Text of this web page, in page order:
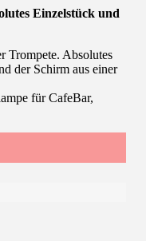
Einzelstück und
Trompete. Absolutes
der Schirm aus einer
für CafeBar,